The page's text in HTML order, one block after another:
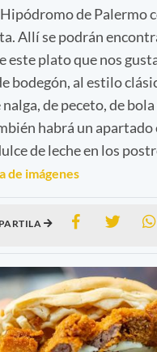
Hipódromo de Palermo
Allí se podrán
este plato que nos
bodegón, al estilo
de peceto, de
habrá un apartado
de leche en los
de imágenes